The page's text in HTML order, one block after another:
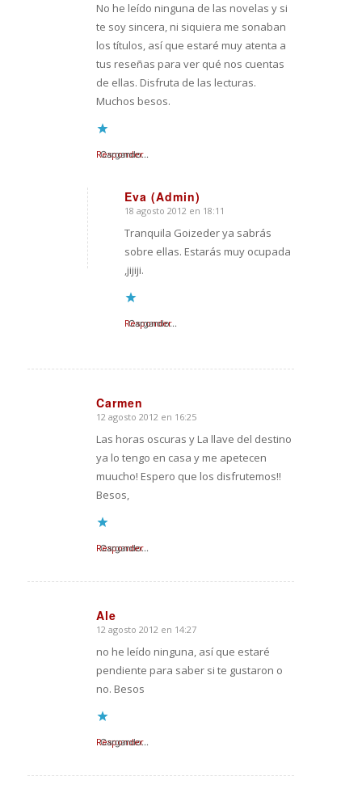
No he leído ninguna de las novelas y si
te soy sincera, ni siquiera me sonaban
los títulos, así que estaré muy atenta a
tus reseñas para ver qué nos cuentas
de ellas. Disfruta de las lecturas.
Muchos besos.
Cargando...
Responder
Eva (Admin)
Dice:
18 agosto 2012 en 18:11
Tranquila Goizeder ya sabrás
sobre ellas. Estarás muy ocupada
,jijiji.
Cargando...
Responder
Carmen
Dice:
12 agosto 2012 en 16:25
Las horas oscuras y La llave del destino
ya lo tengo en casa y me apetecen
muucho! Espero que los disfrutemos!!
Besos,
Cargando...
Responder
Ale
Dice:
12 agosto 2012 en 14:27
no he leído ninguna, así que estaré
pendiente para saber si te gustaron o
no. Besos
Cargando...
Responder